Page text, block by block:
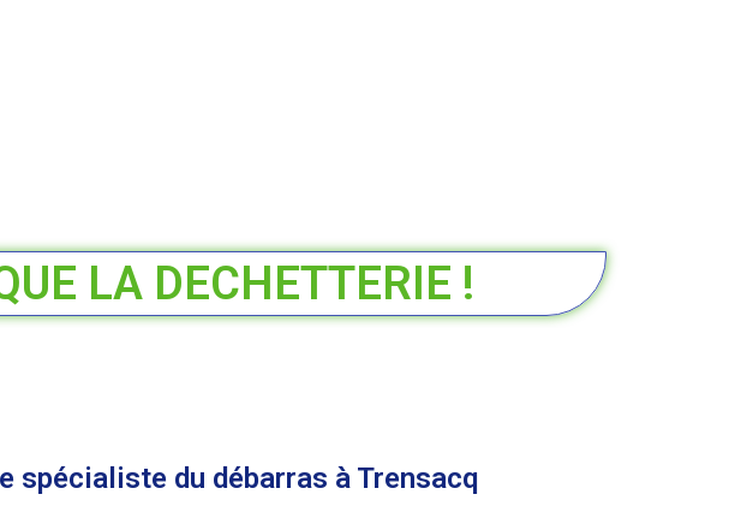
LA DECHETTERIE !
spécialiste du débarras à Trensacq